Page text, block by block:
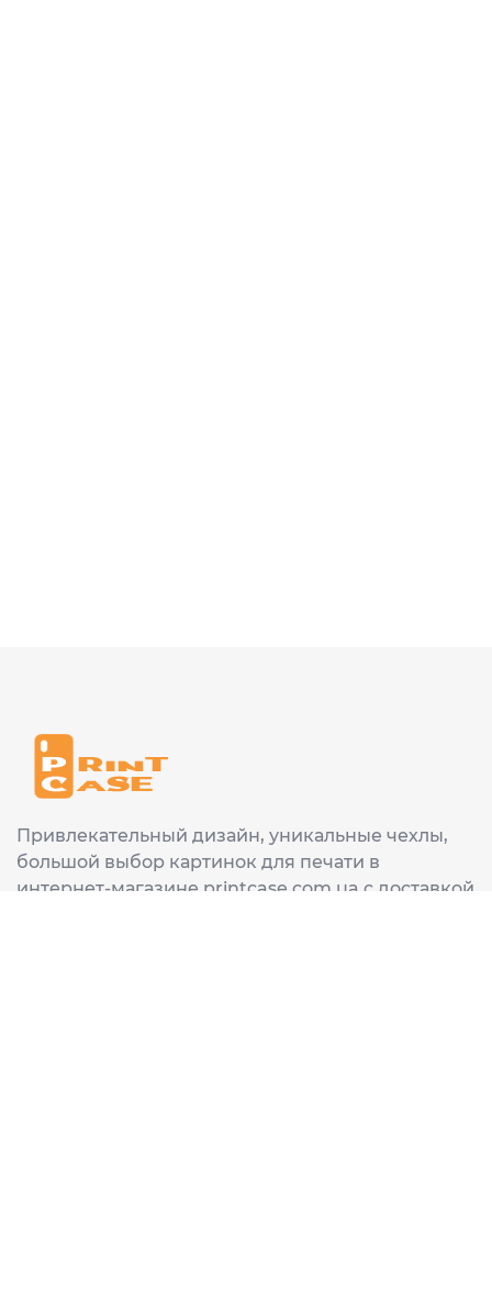
Привлекательный дизайн, уникальные чехлы,
большой выбор картинок для печати в
интернет-магазине printcase.com.ua с доставкой